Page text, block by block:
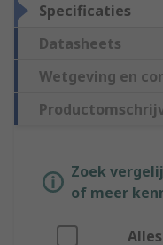
Specificaties
Datasheets
Wetgeving en
Zoek
of meer